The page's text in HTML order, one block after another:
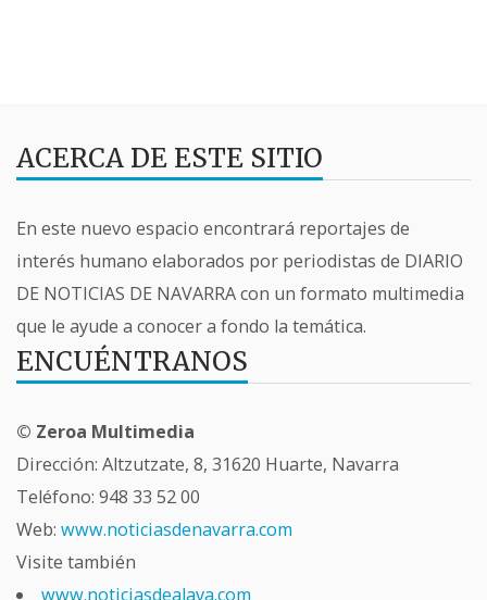
ACERCA DE ESTE SITIO
En este nuevo espacio encontrará reportajes de
interés humano elaborados por periodistas de DIARIO
DE NOTICIAS DE NAVARRA con un formato multimedia
que le ayude a conocer a fondo la temática.
ENCUÉNTRANOS
© Zeroa Multimedia
Dirección: Altzutzate, 8, 31620 Huarte, Navarra
Teléfono: 948 33 52 00
Web: www.noticiasdenavarra.com
Visite también
www.noticiasdealava.com